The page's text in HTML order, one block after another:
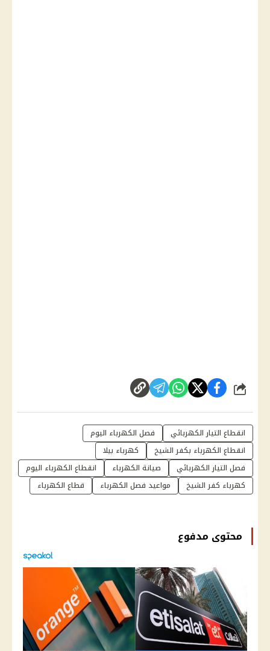
شارك
انقطاع التيار الكهربائي
فصل الكهرباء اليوم
انقطاع الكهرباء بكفر الشيخ
كهرباء بيلا
فصل التيار الكهربائي
صيانة الكهرباء
انقطاع الكهرباء اليوم
كهرباء كفر الشيخ
مواعيد فصل الكهرباء قطاع الكهرباء
محتوى مدفوع